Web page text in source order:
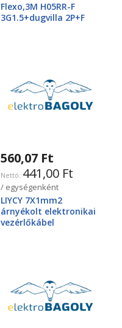
Flexo,3M H05RR-F
3G1.5+dugvilla 2P+F
560,07 Ft
441,00 Ft
/ egységenként
LIYCY 7X1mm2
árnyékolt elektronikai
vezérlőkábel